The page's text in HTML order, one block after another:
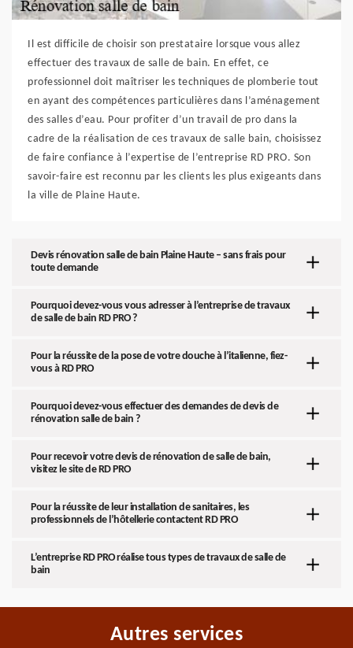
Il est difficile de choisir son prestataire lorsque vous allez
effectuer des travaux de salle de bain. En effet, ce
professionnel doit maîtriser les techniques de plomberie tout
en ayant des compétences particulières dans l’aménagement
des salles d’eau. Pour profiter d’un travail de pro dans la
cadre de la réalisation de ces travaux de salle bain, choisissez
de faire confiance à l’expertise de l’entreprise RD PRO. Son
savoir-faire est reconnu par les clients les plus exigeants dans
la ville de Plaine Haute.
Devis rénovation salle de bain Plaine Haute – sans frais pour
toute demande
Pourquoi devez-vous vous adresser à l’entreprise de travaux
de salle de bain RD PRO ?
Pour la réussite de la pose de votre douche à l’italienne, fiez-
vous à RD PRO
Pourquoi devez-vous effectuer des demandes de devis de
rénovation salle de bain ?
Pour recevoir votre devis de rénovation de salle de bain,
visitez le site de RD PRO
Pour la réussite de leur installation de sanitaires, les
professionnels de l’hôtellerie contactent RD PRO
L’entreprise RD PRO réalise tous types de travaux de salle de
bain
Autres services